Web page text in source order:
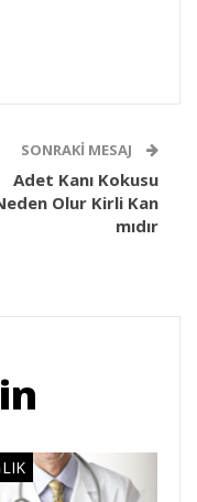
SONRAKI MESAJ
Adet Kanı Kokusu
Olur Kirli Kan
mıdır